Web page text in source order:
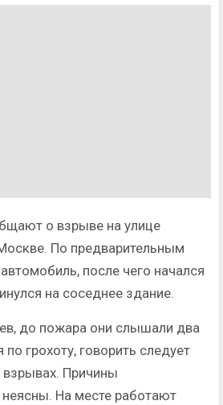
о взрыве на улице
По предварительным
после чего начался
на соседнее здание.
до пожара они слышали два
по грохоту, говорить следует
Причины
На месте работают